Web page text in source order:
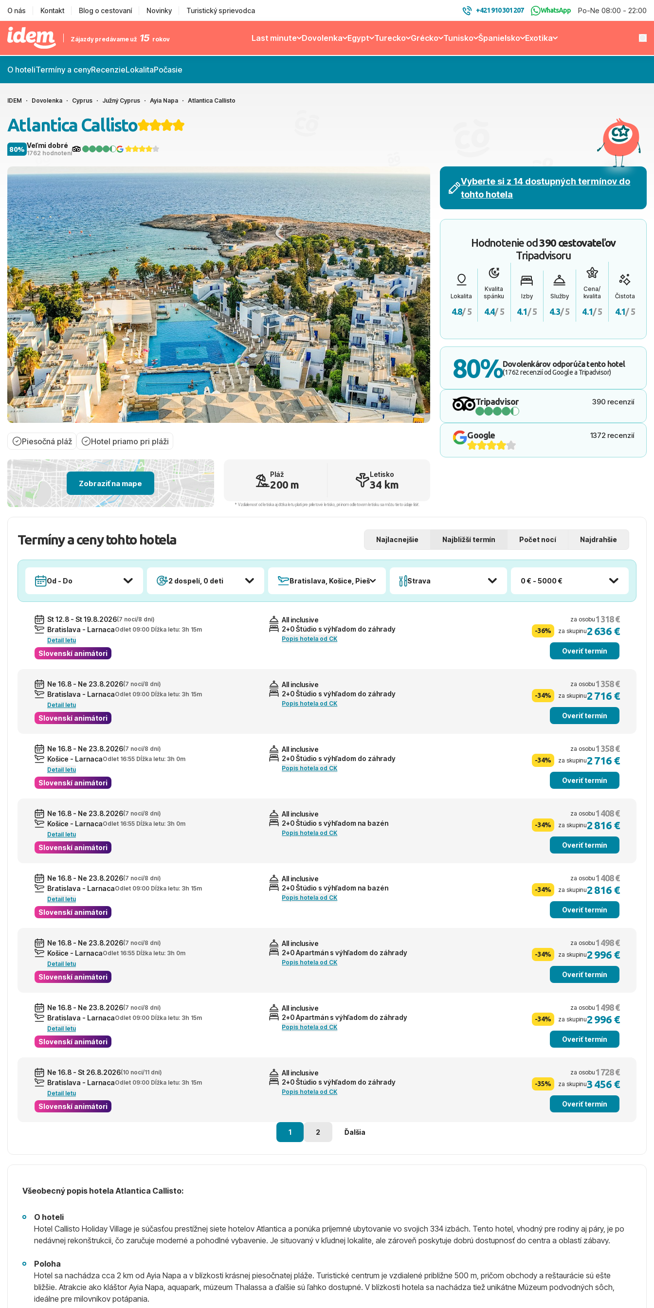
O nás Kontakt Blog o cestovaní Novinky Turistický sprievodca +421 910 301 207 WhatsApp Po-Ne 08:00 - 22:00
Zájazdy predávame už 15 rokov Last minute Dovolenka Egypt Turecko Grécko Tunisko Španielsko Exotika
O hoteliTermíny a cenyRecenzieLokalitaPočasie
IDEM Dovolenka Cyprus Južný Cyprus Ayia Napa Atlantica Callisto
Atlantica Callisto
Veľmi dobré
1762 hodnotení
80%
Piesočná pláž Hotel priamo pri pláži
Vyberte si z 14 dostupných termínov do
tohto hotela
Hodnotenie od390 cestovateľov
Tripadvisoru
Lokalita
4.8/ 5
Kvalita
spánku
4.4/ 5
Izby
4.1/ 5
Služby
4.3/ 5
Cena/
kvalita
4.1/ 5
Čistota
4.1/ 5
80%Dovolenkárov odporúča tento hotel
(1762 recenzií od Google a Tripadvisor)
Tripadvisor 390 recenzií
Google 1372 recenzií
Zobraziť na mape
Pláž
200 m
Letisko
34 km
* Vzdialenosť od letiska aj dľžka letu platí pre príletové letisko, pri inom odletovom letisku sa môžu tieto údaje líšiť.
Termíny a ceny tohto hotela Najlacnejšie Najbližší termín Počet nocí Najdrahšie
Od - Do 2 dospelí, 0 deti Bratislava, Košice, Piešťany, PopradStrava 0 € - 5000 €
St 12.8 - St 19.8.2026(7 nocí/8 dní)
Bratislava - LarnacaOdlet 09:00 Dĺžka letu: 3h 15m
Detail letu
All inclusive
2+0 Štúdio s výhľadom do záhrady
Popis hotela od CK
Slovenskí animátori
za osobu 1 318 €
-36% za skupinu2 636 €
Overiť termín
Ne 16.8 - Ne 23.8.2026(7 nocí/8 dní)
Bratislava - LarnacaOdlet 09:00 Dĺžka letu: 3h 15m
Detail letu
All inclusive
2+0 Štúdio s výhľadom do záhrady
Popis hotela od CK
Slovenskí animátori
za osobu 1 358 €
-34% za skupinu2 716 €
Overiť termín
Ne 16.8 - Ne 23.8.2026(7 nocí/8 dní)
Košice - LarnacaOdlet 16:55 Dĺžka letu: 3h 0m
Detail letu
All inclusive
2+0 Štúdio s výhľadom do záhrady
Popis hotela od CK
Slovenskí animátori
za osobu 1 358 €
-34% za skupinu2 716 €
Overiť termín
Ne 16.8 - Ne 23.8.2026(7 nocí/8 dní)
Košice - LarnacaOdlet 16:55 Dĺžka letu: 3h 0m
Detail letu
All inclusive
2+0 Štúdio s výhľadom na bazén
Popis hotela od CK
Slovenskí animátori
za osobu 1 408 €
-34% za skupinu2 816 €
Overiť termín
Ne 16.8 - Ne 23.8.2026(7 nocí/8 dní)
Bratislava - LarnacaOdlet 09:00 Dĺžka letu: 3h 15m
Detail letu
All inclusive
2+0 Štúdio s výhľadom na bazén
Popis hotela od CK
Slovenskí animátori
za osobu 1 408 €
-34% za skupinu2 816 €
Overiť termín
Ne 16.8 - Ne 23.8.2026(7 nocí/8 dní)
Košice - LarnacaOdlet 16:55 Dĺžka letu: 3h 0m
Detail letu
All inclusive
2+0 Apartmán s výhľadom do záhrady
Popis hotela od CK
Slovenskí animátori
za osobu 1 498 €
-34% za skupinu2 996 €
Overiť termín
Ne 16.8 - Ne 23.8.2026(7 nocí/8 dní)
Bratislava - LarnacaOdlet 09:00 Dĺžka letu: 3h 15m
Detail letu
All inclusive
2+0 Apartmán s výhľadom do záhrady
Popis hotela od CK
Slovenskí animátori
za osobu 1 498 €
-34% za skupinu2 996 €
Overiť termín
Ne 16.8 - St 26.8.2026(10 nocí/11 dní)
Bratislava - LarnacaOdlet 09:00 Dĺžka letu: 3h 15m
Detail letu
All inclusive
2+0 Štúdio s výhľadom do záhrady
Popis hotela od CK
Slovenskí animátori
za osobu 1 728 €
-35% za skupinu3 456 €
Overiť termín
1 2 Ďalšia
Všeobecný popis hotela Atlantica Callisto:
O hoteli
Hotel Callisto Holiday Village je súčasťou prestížnej siete hotelov Atlantica a ponúka príjemné ubytovanie vo svojich 334 izbách. Tento hotel, vhodný pre rodiny aj páry, je po
nedávnej rekonštrukcii, čo zaručuje moderné a pohodlné vybavenie. Je situovaný v kľudnej lokalite, ale zároveň poskytuje dobrú dostupnosť do centra a oblastí zábavy.
Poloha
Hotel sa nachádza cca 2 km od Ayia Napa a v blízkosti krásnej piesočnatej pláže. Turistické centrum je vzdialené približne 500 m, pričom obchody a reštaurácie sú ešte
bližšie. Atrakcie ako kláštor Ayia Napa, aquapark, múzeum Thalassa a ďalšie sú ľahko dostupné. V blízkosti hotela sa nachádza tiež unikátne Múzeum podvodných sôch,
ideálne pre milovníkov potápania.